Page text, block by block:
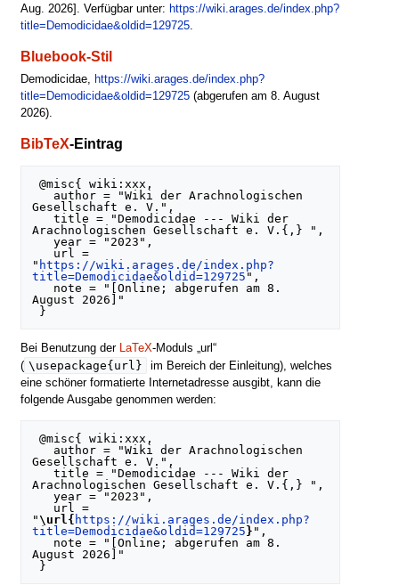
Aug. 2026]. Verfügbar unter: https://wiki.arages.de/index.php?
title=Demodicidae&oldid=129725.
Bluebook-Stil
Demodicidae, https://wiki.arages.de/index.php?
title=Demodicidae&oldid=129725(abgerufen am 8. August
2026).
BibTeX-Eintrag
@misc{ wiki:xxx,
Gesellschaft e. V.",
   title = "Demodicidae --- Wiki der
Arachnologischen Gesellschaft e. V.{,} ",
   year = "2023",
" https://wiki.arages.de/index.php?
title=Demodicidae&oldid=129725 ",
August 2026]"
Bei Benutzung der LaTeX-Moduls „url“
( \usepackage{url}
im Bereich der Einleitung), welches
eine schöner formatierte Internetadresse ausgibt, kann die
folgende Ausgabe genommen werden:
@misc{ wiki:xxx,
Gesellschaft e. V.",
   title = "Demodicidae --- Wiki der
Arachnologischen Gesellschaft e. V.{,} ",
   year = "2023",
"\url{ https://wiki.arages.de/index.php?
title=Demodicidae&oldid=129725 } ",
August 2026]"